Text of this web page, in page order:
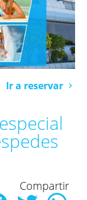
Ir a reservar
Compartir